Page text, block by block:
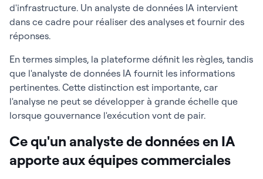
d'infrastructure. Un analyste de données IA intervient
dans ce cadre pour réaliser des analyses et fournir des
réponses.
En termes simples, la plateforme définit les règles, tandis
que l'analyste de données IA fournit les informations
pertinentes. Cette distinction est importante, car
l'analyse ne peut se développer à grande échelle que
lorsque gouvernance l'exécution vont de pair.
Ce qu'un analyste de données en IA
apporte aux équipes commerciales